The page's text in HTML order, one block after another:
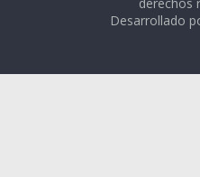
Desarrollado